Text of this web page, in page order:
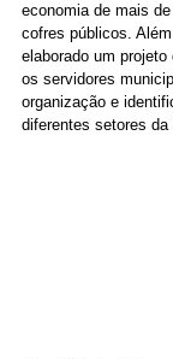
economia de mais
cofres públicos.
elaborado um
os servidores
organização e
diferentes setores